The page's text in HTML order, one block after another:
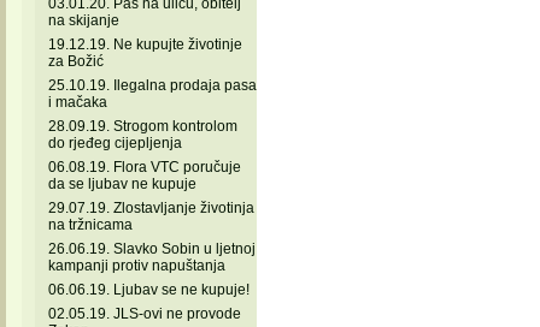
03.01.20. Pas na ulicu, obitelj
na skijanje
19.12.19. Ne kupujte životinje
za Božić
25.10.19. Ilegalna prodaja pasa
i mačaka
28.09.19. Strogom kontrolom
do rjeđeg cijepljenja
06.08.19. Flora VTC poručuje
da se ljubav ne kupuje
29.07.19. Zlostavljanje životinja
na tržnicama
26.06.19. Slavko Sobin u ljetnoj
kampanji protiv napuštanja
06.06.19. Ljubav se ne kupuje!
02.05.19. JLS-ovi ne provode